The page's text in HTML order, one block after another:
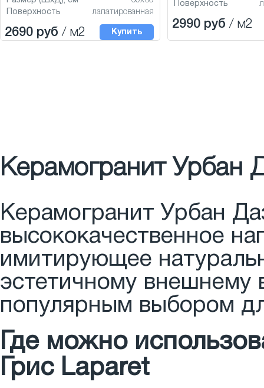
Поверхность
лапатированная
2690 руб / м2 Купить
Поверхность
2990 руб / м2
Керамогранит Урбан
Керамогранит Урбан
высококачественное
имитирующее
эстетичному внешнему
популярным выбором
Где можно
Грис Laparet